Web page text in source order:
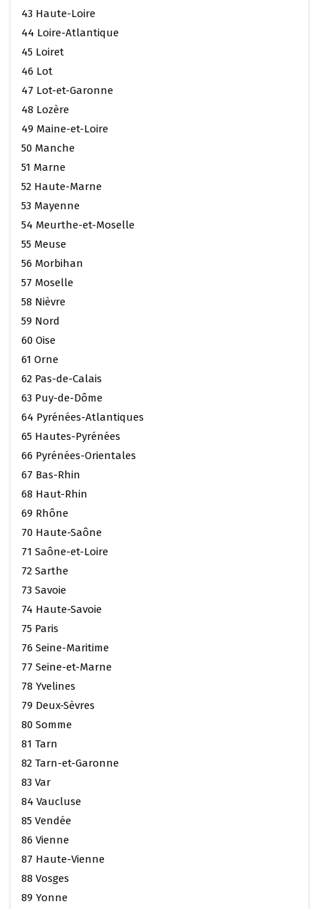
43 Haute-Loire
44 Loire-Atlantique
45 Loiret
46 Lot
47 Lot-et-Garonne
48 Lozère
49 Maine-et-Loire
50 Manche
51 Marne
52 Haute-Marne
53 Mayenne
54 Meurthe-et-Moselle
55 Meuse
56 Morbihan
57 Moselle
58 Nièvre
59 Nord
60 Oise
61 Orne
62 Pas-de-Calais
63 Puy-de-Dôme
64 Pyrénées-Atlantiques
65 Hautes-Pyrénées
66 Pyrénées-Orientales
67 Bas-Rhin
68 Haut-Rhin
69 Rhône
70 Haute-Saône
71 Saône-et-Loire
72 Sarthe
73 Savoie
74 Haute-Savoie
75 Paris
76 Seine-Maritime
77 Seine-et-Marne
78 Yvelines
79 Deux-Sèvres
80 Somme
81 Tarn
82 Tarn-et-Garonne
83 Var
84 Vaucluse
85 Vendée
86 Vienne
87 Haute-Vienne
88 Vosges
89 Yonne